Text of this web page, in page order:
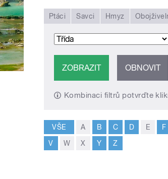
Ptáci Savci Hmyz
Kombinaci filtrů potvrďte
VŠE A B C D E F
V
W X Y Z